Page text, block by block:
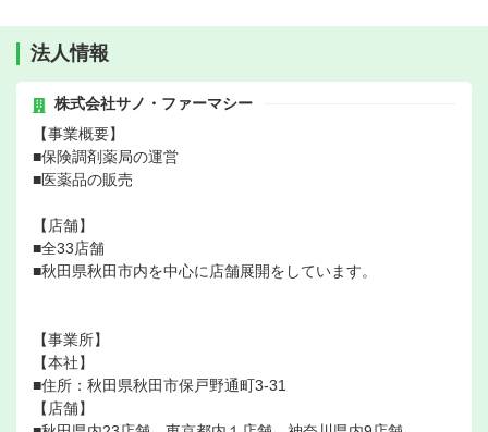
法人情報
株式会社サノ・ファーマシー
【事業概要】
■保険調剤薬局の運営
■医薬品の販売
【店舗】
■全33店舗
■秋田県秋田市内を中心に店舗展開をしています。
【事業所】
【本社】
■住所：秋田県秋田市保戸野通町3-31
【店舗】